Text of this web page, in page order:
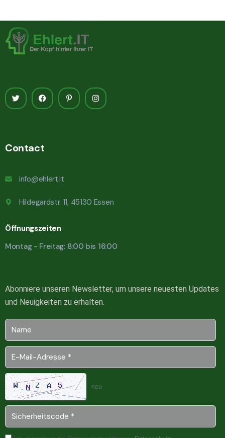
Contact
info@ehlert.it
Hildegardstr. 11, 45130 Essen
Öffnungszeiten
Montag - Freitag: 8:00 bis 16:00
Abonniere unseren Newsletter, um unsere neuesten Updates
und Neuigkeiten zu erhalten.
neu